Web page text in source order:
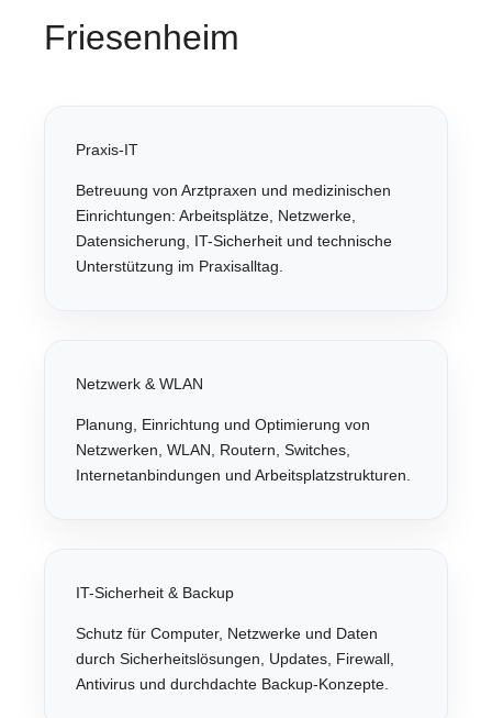
Friesenheim
Praxis-IT
Betreuung von Arztpraxen und medizinischen
Einrichtungen: Arbeitsplätze, Netzwerke,
Datensicherung, IT-Sicherheit und technische
Unterstützung im Praxisalltag.
Netzwerk & WLAN
Planung, Einrichtung und Optimierung von
Netzwerken, WLAN, Routern, Switches,
Internetanbindungen und Arbeitsplatzstrukturen.
IT-Sicherheit & Backup
Schutz für Computer, Netzwerke und Daten
durch Sicherheitslösungen, Updates, Firewall,
Antivirus und durchdachte Backup-Konzepte.